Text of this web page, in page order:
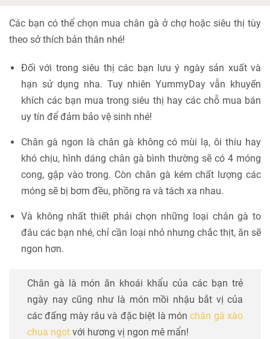
Các bạn có thể chọn mua chân gà ở chợ hoặc siêu thị tùy
theo sở thích bản thân nhé!
Đối với trong siêu thị các bạn lưu ý ngày sản xuất và
hạn sử dụng nha. Tuy nhiên YummyDay vẫn khuyến
khích các bạn mua trong siêu thị hay các chỗ mua bán
uy tín để đảm bảo vệ sinh nhé!
Chân gà ngon là chân gà không có mùi lạ, ôi thiu hay
khó chịu, hình dáng chân gà bình thường sẽ có 4 móng
cong, gập vào trong. Còn chân gà kém chất lượng các
móng sẽ bị bơm đều, phồng ra và tách xa nhau.
Và không nhất thiết phải chọn những loại chân gà to
đâu các bạn nhé, chỉ cần loại nhỏ nhưng chắc thịt, ăn sẽ
ngon hơn.
Chân gà là món ăn khoái khẩu của các bạn trẻ
ngày nay cũng như là món mồi nhậu bắt vị của
các đấng mày râu và đặc biệt là mónchân gà xào
chua ngọt với hương vị ngon mê mẩn!